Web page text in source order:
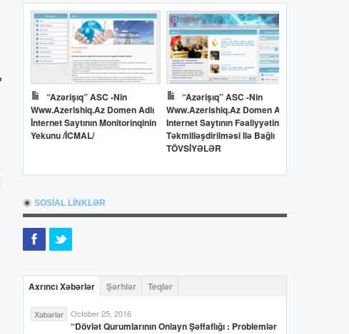
“Azərişıq” ASC -nin
Www.azerishiq.az Domen Adlı
İnternet Saytının Monitorinqinin
Yekunu /İCMAL/
“Azərişıq” ASC -nin
Www.azerishiq.az Domen Adlı
Internet Saytının Fəaliyyətinin
Təkmilləşdirilməsi Ilə Bağlı
TÖVSİYƏLƏR
SOSİAL LİNKLƏR
Axrıncı Xəbərlər Şərhlər Teqlər
Xəbərlər October 25, 2016
“Dövlət Qurumlarının Onlayn Şəffaflığı : Problemlər